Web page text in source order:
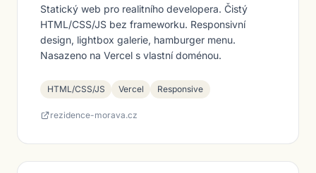
Statický web pro realitního developera. Čistý
HTML/CSS/JS bez frameworku. Responsivní
design, lightbox galerie, hamburger menu.
Nasazeno na Vercel s vlastní doménou.
HTML/CSS/JS Vercel Responsive
rezidence-morava.cz